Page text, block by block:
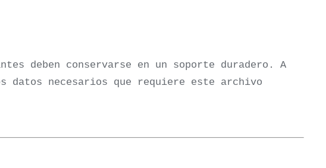
deben conservarse en un soporte duradero. A
datos necesarios que requiere este archivo